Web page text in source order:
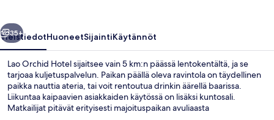
Seuraava
35+
YleistiedotHuoneetSijaintiKäytännöt
Lao Orchid Hotel sijaitsee vain 5 km:n päässä lentokentältä, ja se
tarjoaa kuljetuspalvelun. Paikan päällä oleva ravintola on täydellinen
paikka nauttia ateria, tai voit rentoutua drinkin äärellä baarissa.
Liikuntaa kaipaavien asiakkaiden käytössä on lisäksi kuntosali.
Matkailijat pitävät erityisesti majoituspaikan avuliaasta